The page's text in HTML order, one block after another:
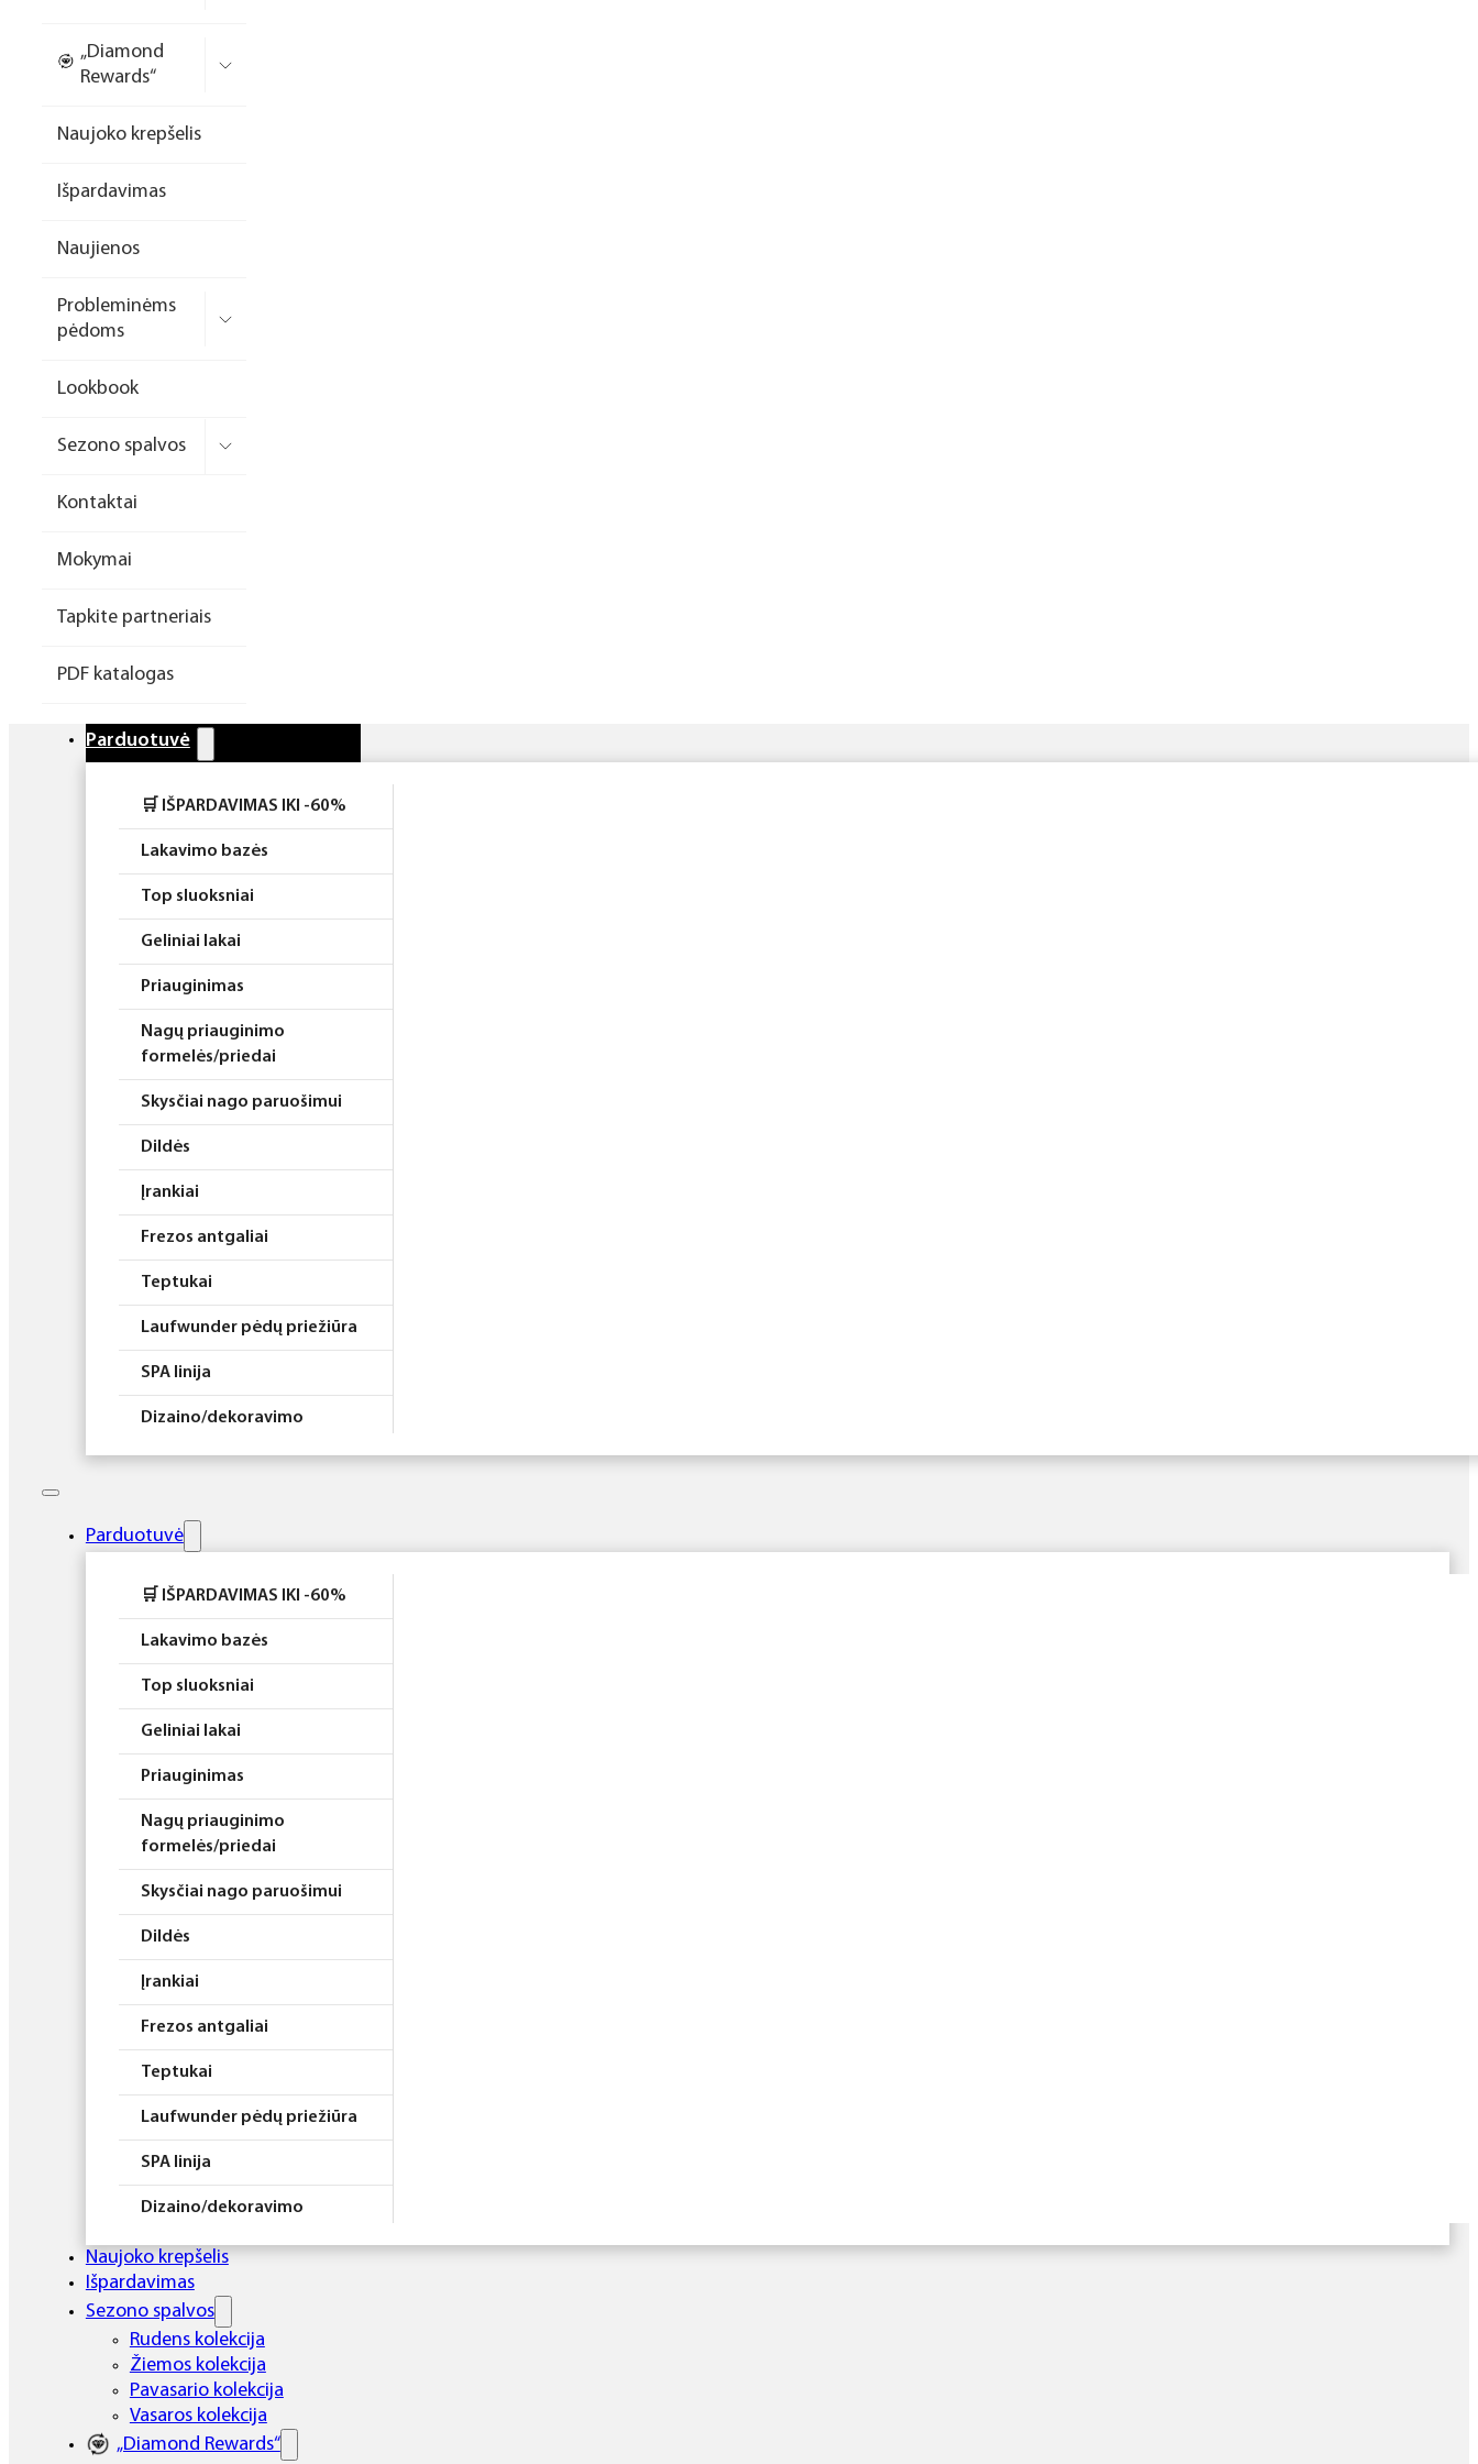
formelės/priedai
Dildės
Įrankiai
Laufwunder pėdų priežiūra
priemonės
Rinkiniai
„Diamond
Rewards“
Naujoko krepšelis
Išpardavimas
Naujienos
Probleminėms
pėdoms
Lookbook
Sezono spalvos
Kontaktai
Mokymai
Tapkite partneriais
PDF katalogas
Parduotuvė
🛒 IŠPARDAVIMAS IKI -60%
Lakavimo bazės
Top sluoksniai
Geliniai lakai
Priauginimas
Nagų priauginimo
formelės/priedai
Skysčiai nago paruošimui
Dildės
Įrankiai
Frezos antgaliai
Teptukai
Laufwunder pėdų priežiūra
SPA linija
Dizaino/dekoravimo
Higiena
Rinkiniai
Parduotuvė
🛒 IŠPARDAVIMAS IKI -60%
Lakavimo bazės
Top sluoksniai
Geliniai lakai
Priauginimas
Nagų priauginimo
formelės/priedai
Skysčiai nago paruošimui
Dildės
Įrankiai
Frezos antgaliai
Teptukai
Laufwunder pėdų priežiūra
SPA linija
Dizaino/dekoravimo
Elektros prietaisai
Higiena
Atributika
Rinkiniai
Naujoko krepšelis
Išpardavimas
Sezono spalvos
Rudens kolekcija
Žiemos kolekcija
Pavasario kolekcija
Vasaros kolekcija
„Diamond Rewards“